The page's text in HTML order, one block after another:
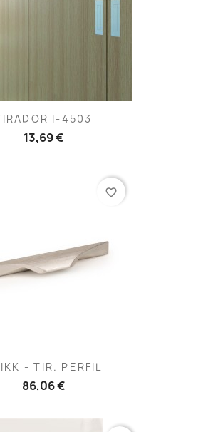
I-4503
13,69 €
- TIR. PERFIL
86,06 €
favorite_border